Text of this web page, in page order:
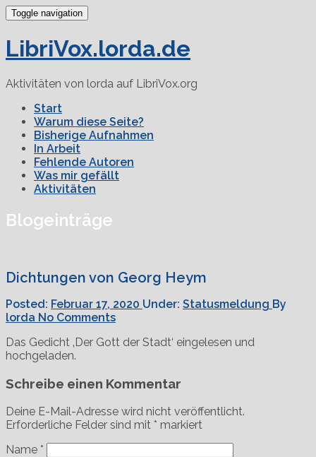
Toggle navigation
LibriVox.lorda.de
Aktivitäten von lorda auf LibriVox.org
Start
Warum diese Seite?
Bisherige Aufnahmen
In Arbeit
Fehlende Autoren
Was mir gefällt
Aktivitäten
Blogeinträge
Dichtungen von Georg Heym
Posted: Februar 17, 2020 Under: Statusmeldung By
lorda No Comments
Das Gedicht ‚Der Gott der Stadt‘ eingelesen und
hochgeladen.
Schreibe einen Kommentar
Deine E-Mail-Adresse wird nicht veröffentlicht.
Erforderliche Felder sind mit * markiert
Name *